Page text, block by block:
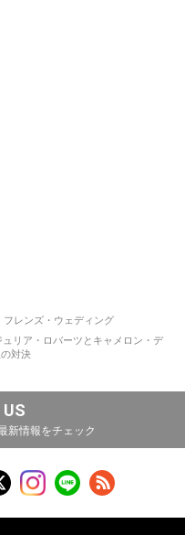
フレンズ・ウェディング
リア・ロバーツとキャメロン・デ
対決
US
新情報をチェック